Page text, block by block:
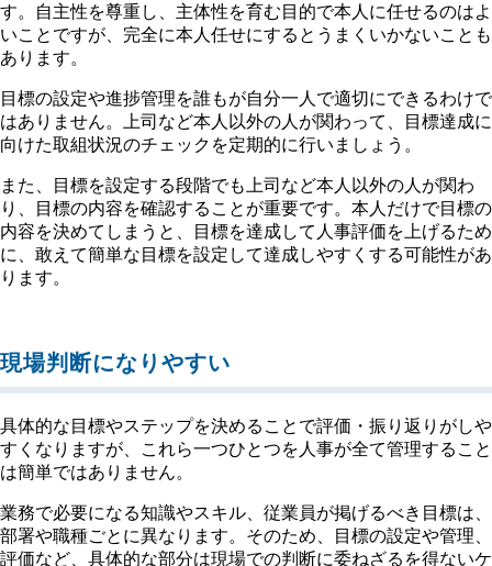
す。自主性を尊重し、主体性を育む目的で本人に任せるのはよ
いことですが、完全に本人任せにするとうまくいかないことも
あります。
目標の設定や進捗管理を誰もが自分一人で適切にできるわけで
はありません。上司など本人以外の人が関わって、目標達成に
向けた取組状況のチェックを定期的に行いましょう。
また、目標を設定する段階でも上司など本人以外の人が関わ
り、目標の内容を確認することが重要です。本人だけで目標の
内容を決めてしまうと、目標を達成して人事評価を上げるため
に、敢えて簡単な目標を設定して達成しやすくする可能性があ
ります。
現場判断になりやすい
具体的な目標やステップを決めることで評価・振り返りがしや
すくなりますが、これら一つひとつを人事が全て管理すること
は簡単ではありません。
業務で必要になる知識やスキル、従業員が掲げるべき目標は、
部署や職種ごとに異なります。そのため、目標の設定や管理、
評価など、具体的な部分は現場での判断に委ねざるを得ないケ